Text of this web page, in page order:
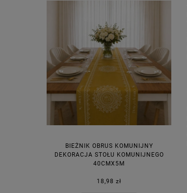
BIEŻNIK OBRUS KOMUNIJNY
DEKORACJA STOŁU KOMUNIJNEGO
40CMX5M
18,98 zł